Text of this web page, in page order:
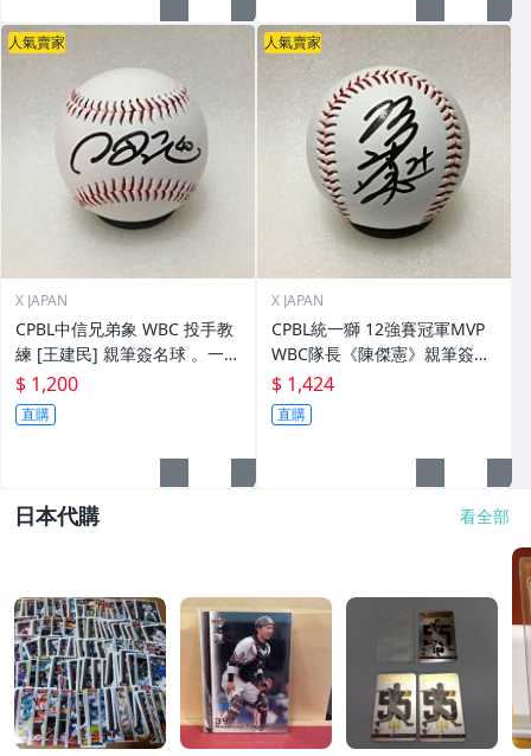
人氣賣家
X JAPAN
CPBL中信兄弟象 WBC 投手教
練 [王建民] 親筆簽名球 。一般
空白簽名棒球上.1
$ 1,200
直購
人氣賣家
X JAPAN
CPBL統一獅 12強賽冠軍MVP
WBC隊長《陳傑憲》親筆簽名
球。一般空白簽名棒球上.1
$ 1,424
直購
日本代購 看全部